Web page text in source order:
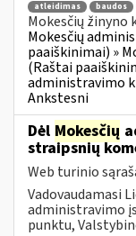
atleidimas baudos
Mokesčių žinyno
Mokesčių
paaiškinimai) »
(Raštai
administravimo
Ankstesni
Dėl Mokesčių
straipsnių
Web turinio
Vadovaudamasi
administravimo
punktu,